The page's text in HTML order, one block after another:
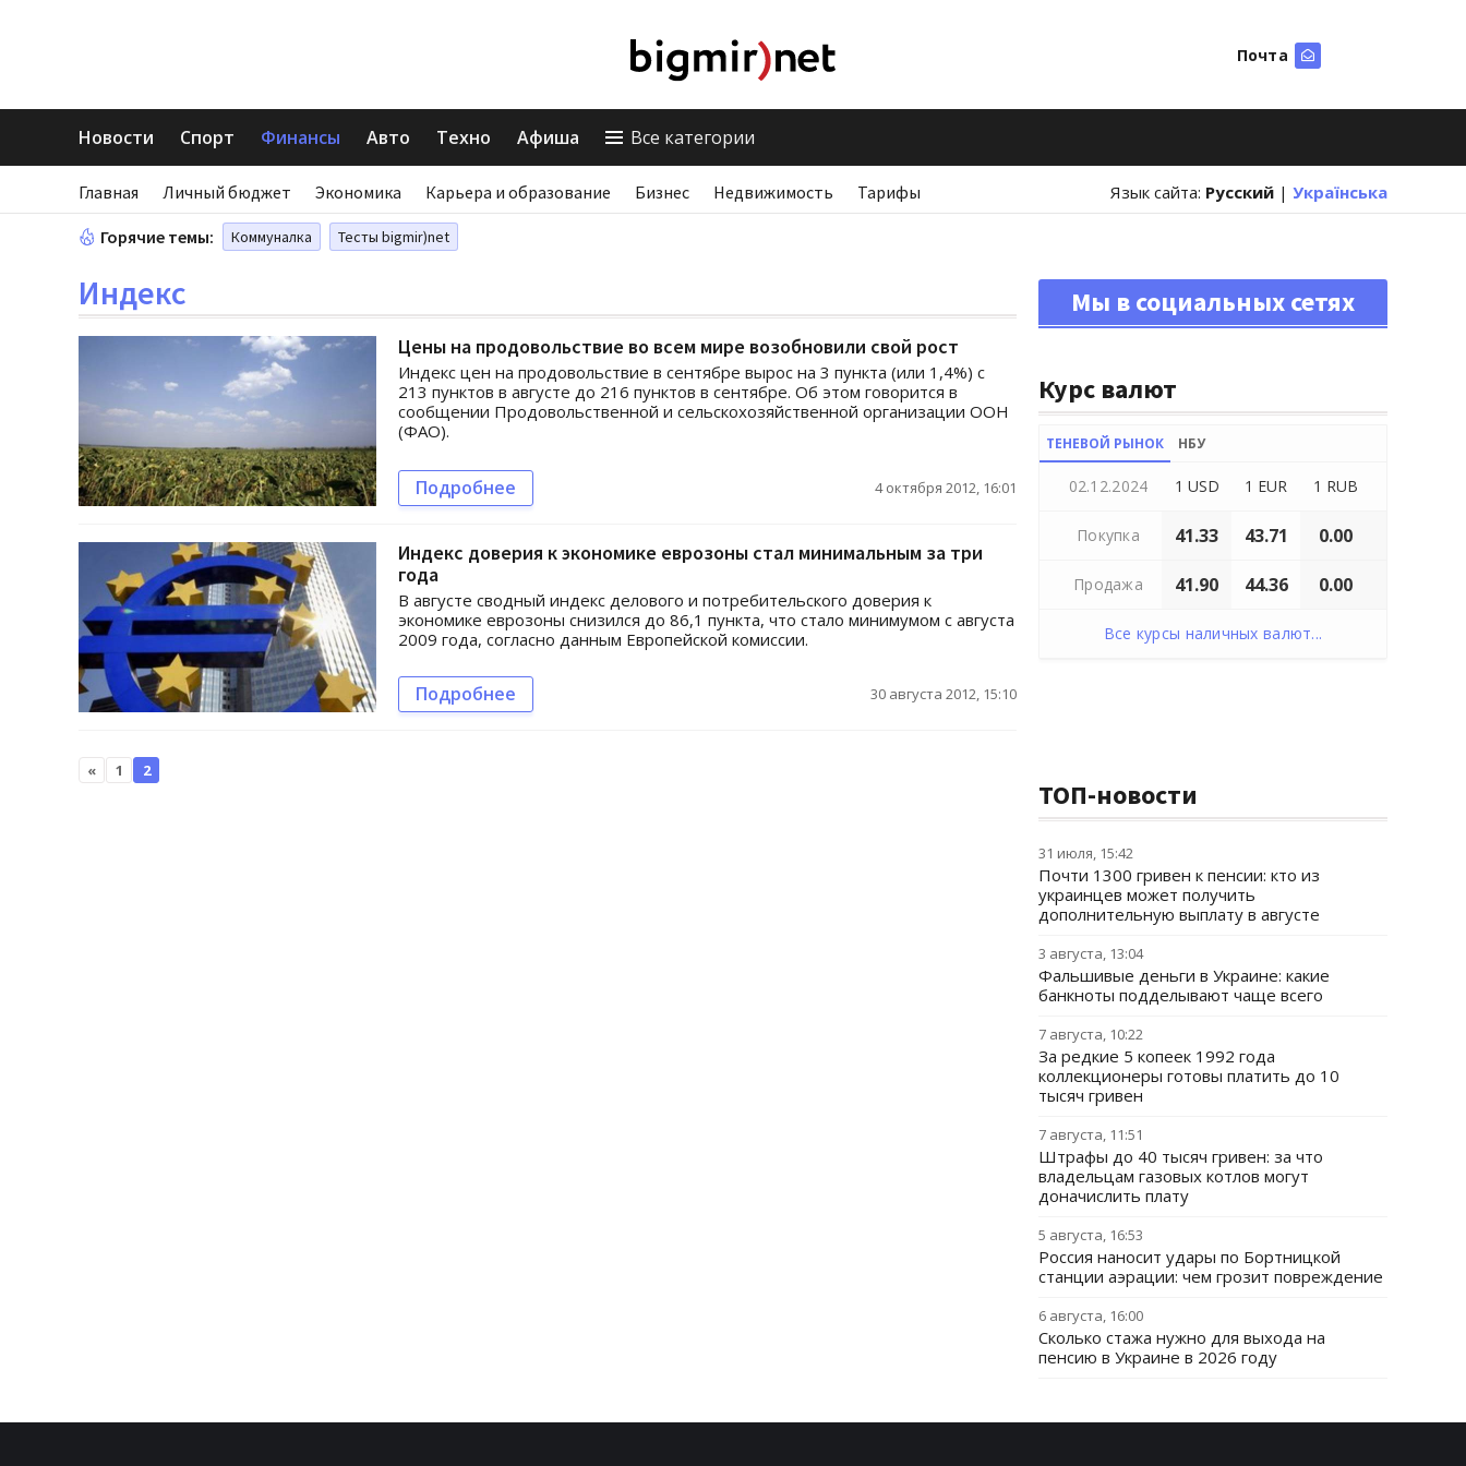
Почта
Новости Спорт Финансы Авто Техно Афиша Все категории
Главная Личный бюджет Экономика Карьера и образование Бизнес Недвижимость Тарифы Язык сайта: Русский | Українська
Горячие темы: Коммуналка Тесты bigmir)net
Индекс
Цены на продовольствие во всем мире возобновили свой рост
Индекс цен на продовольствие в сентябре вырос на 3 пункта (или 1,4%) с
213 пунктов в августе до 216 пунктов в сентябре. Об этом говорится в
сообщении Продовольственной и сельскохозяйственной организации ООН
(ФАО).
Подробнее 4 октября 2012, 16:01
Индекс доверия к экономике еврозоны стал минимальным за три
года
В августе сводный индекс делового и потребительского доверия к
экономике еврозоны снизился до 86,1 пункта, что стало минимумом с августа
2009 года, согласно данным Европейской комиссии.
Подробнее 30 августа 2012, 15:10
« 1 2
Мы в социальных сетях
Курс валют
ТЕНЕВОЙ РЫНОК НБУ
02.12.2024 1 USD 1 EUR 1 RUB
Покупка 41.33 43.71 0.00
Продажа 41.90 44.36 0.00
Все курсы наличных валют...
ТОП-новости
31 июля, 15:42
Почти 1300 гривен к пенсии: кто из
украинцев может получить
дополнительную выплату в августе
3 августа, 13:04
Фальшивые деньги в Украине: какие
банкноты подделывают чаще всего
7 августа, 10:22
За редкие 5 копеек 1992 года
коллекционеры готовы платить до 10
тысяч гривен
7 августа, 11:51
Штрафы до 40 тысяч гривен: за что
владельцам газовых котлов могут
доначислить плату
5 августа, 16:53
Россия наносит удары по Бортницкой
станции аэрации: чем грозит повреждение
6 августа, 16:00
Сколько стажа нужно для выхода на
пенсию в Украине в 2026 году